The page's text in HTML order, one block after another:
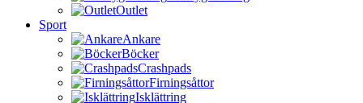
Outlet
Sport
Ankare
Böcker
Crashpads
Firningsåttor
Isklättring